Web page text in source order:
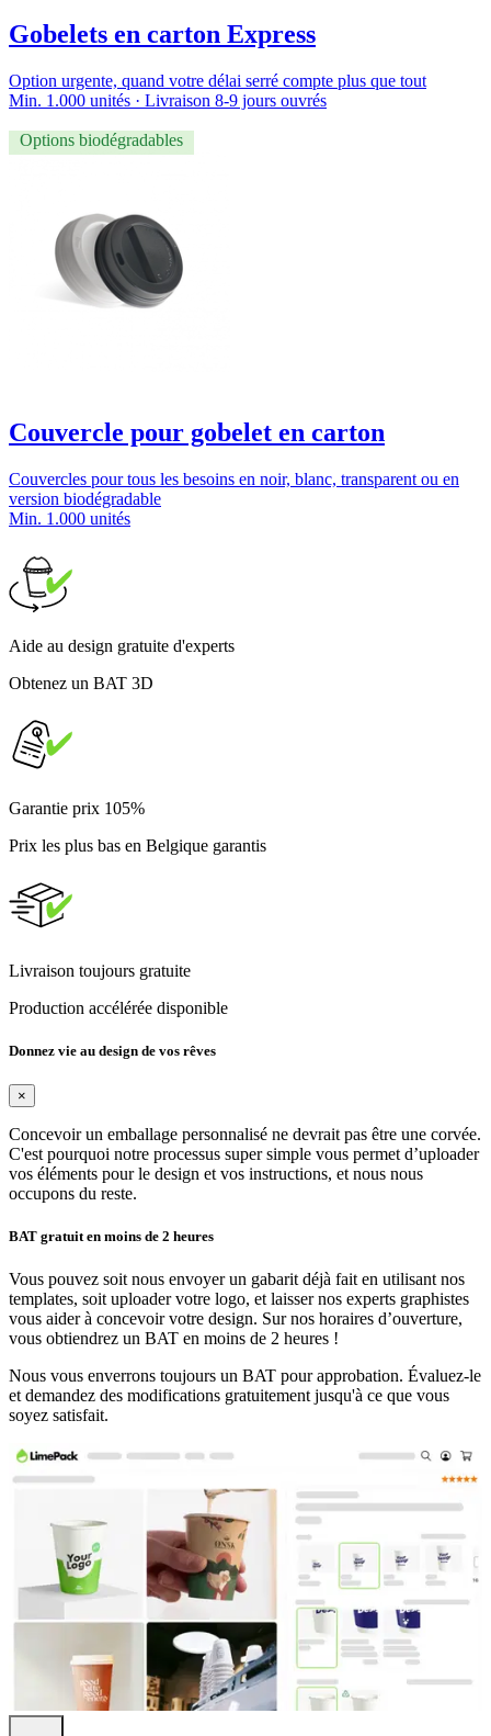
Gobelets en carton Express
Option urgente, quand votre délai serré compte plus que tout
Min. 1.000 unités · Livraison 8-9 jours ouvrés
Options biodégradables
Couvercle pour gobelet en carton
Couvercles pour tous les besoins en noir, blanc, transparent ou en
version biodégradable
Min. 1.000 unités
Aide au design gratuite d'experts
Obtenez un BAT 3D
Garantie prix 105%
Prix les plus bas en Belgique garantis
Livraison toujours gratuite
Production accélérée disponible
Donnez vie au design de vos rêves
×
Concevoir un emballage personnalisé ne devrait pas être une corvée.
C'est pourquoi notre processus super simple vous permet d’uploader
vos éléments pour le design et vos instructions, et nous nous
occupons du reste.
BAT gratuit en moins de 2 heures
Vous pouvez soit nous envoyer un gabarit déjà fait en utilisant nos
templates, soit uploader votre logo, et laisser nos experts graphistes
vous aider à concevoir votre design. Sur nos horaires d’ouverture,
vous obtiendrez un BAT en moins de 2 heures !
Nous vous enverrons toujours un BAT pour approbation. Évaluez-le
et demandez des modifications gratuitement jusqu'à ce que vous
soyez satisfait.